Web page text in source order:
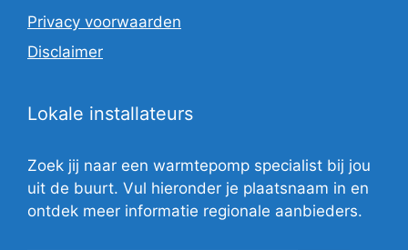
Privacy voorwaarden
Disclaimer
Lokale installateurs
Zoek jij naar een warmtepomp specialist bij jou
uit de buurt. Vul hieronder je plaatsnaam in en
ontdek meer informatie regionale aanbieders.